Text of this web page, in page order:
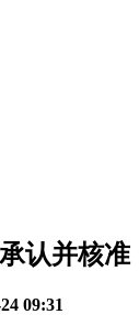
认并核准
09:31